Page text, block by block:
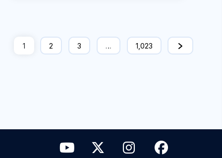
1 2 3 … 1,023